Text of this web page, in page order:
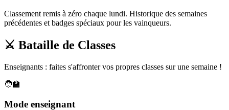
Classement remis à zéro chaque lundi. Historique des semaines
précédentes et badges spéciaux pour les vainqueurs.
⚔️ Bataille de Classes
Enseignants : faites s'affronter vos propres classes sur une semaine !
🧑‍🏫
Mode enseignant